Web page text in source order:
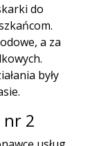
do
a za
były
nr 2